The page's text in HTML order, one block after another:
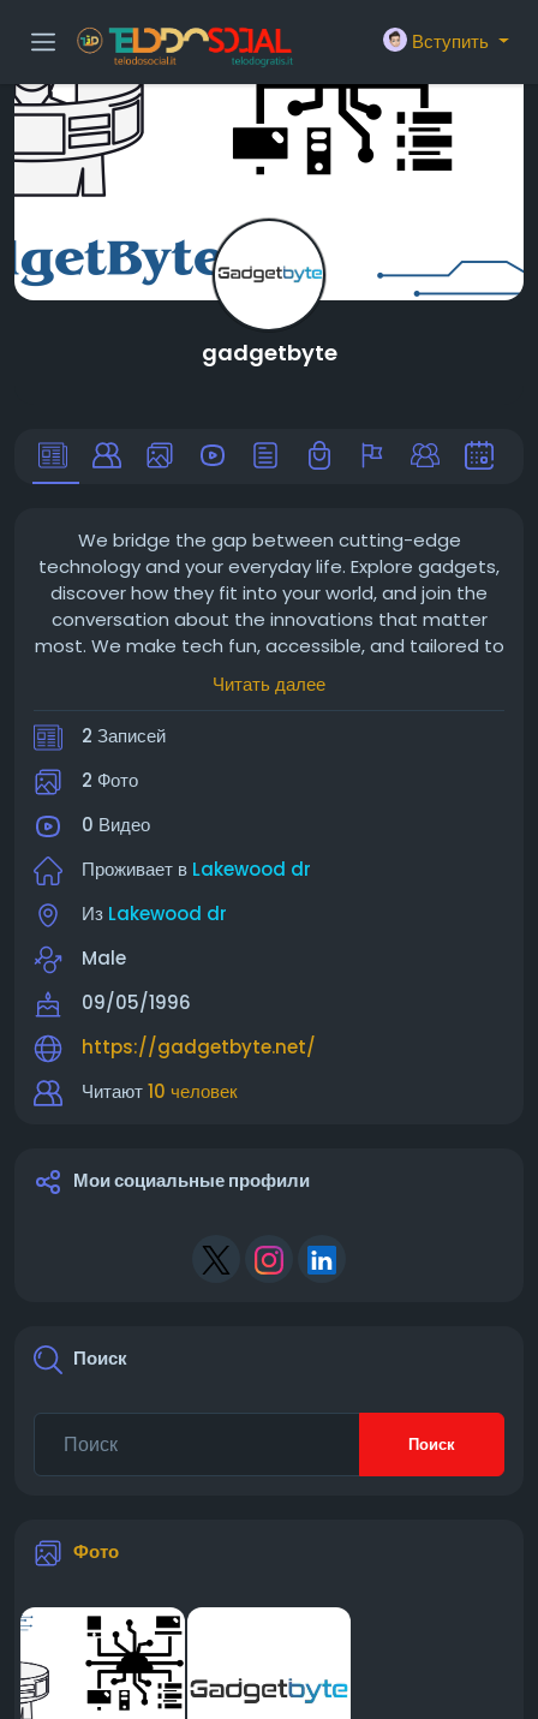
Вступить
gadgetbyte
We bridge the gap between cutting-edge
technology and your everyday life. Explore gadgets,
discover how they fit into your world, and join the
conversation about the innovations that matter
most. We make tech fun, accessible, and tailored to
Читать далее
2 Записей
2 Фото
0 Видео
Проживает в Lakewood dr
Из Lakewood dr
Male
09/05/1996
https://gadgetbyte.net/
Читают10 человек
Мои социальные профили
Поиск
Поиск
Фото